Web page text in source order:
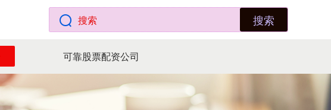
搜索
可靠股票配资公司